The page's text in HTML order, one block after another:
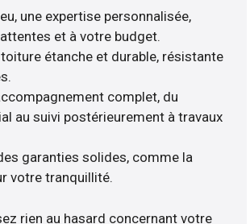
une expertise personnalisée,
et à votre budget.
toiture étanche et durable, résistante
complet, du
au suivi postérieurement à travaux
garanties solides, comme la
votre tranquillité.
rien au hasard concernant votre